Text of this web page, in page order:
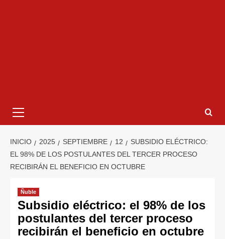
INICIO 2025 SEPTIEMBRE 12
SUBSIDIO ELÉCTRICO:
EL 98% DE LOS POSTULANTES DEL TERCER PROCESO
RECIBIRÁN EL BENEFICIO EN OCTUBRE
Ñuble
Subsidio eléctrico: el 98% de los
postulantes del tercer proceso
recibirán el beneficio en octubre